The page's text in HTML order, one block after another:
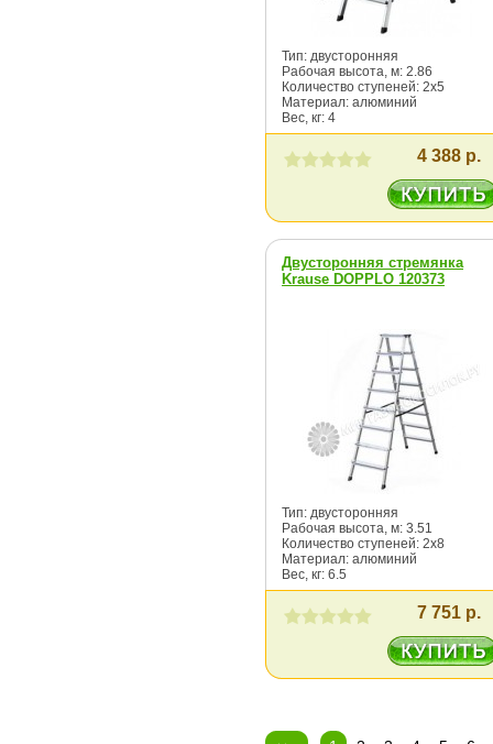
Тип: двусторонняя
Рабочая высота, м: 2.86
Количество ступеней: 2х5
Материал: алюминий
Вес, кг: 4
4 388 р.
Двусторонняя стремянка
Krause DOPPLO 120373
Тип: двусторонняя
Рабочая высота, м: 3.51
Количество ступеней: 2х8
Материал: алюминий
Вес, кг: 6.5
7 751 р.